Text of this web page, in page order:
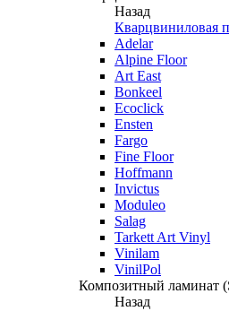
Назад
Кварцвиниловая
Adelar
Alpine Floor
Art East
Bonkeel
Ecoclick
Ensten
Fargo
Fine Floor
Hoffmann
Invictus
Moduleo
Salag
Tarkett Art Vinyl
Vinilam
VinilPol
Композитный ламинат
Назад